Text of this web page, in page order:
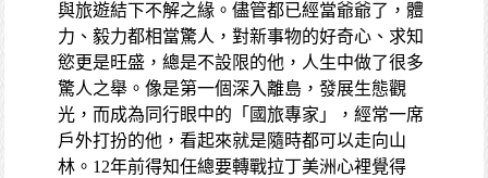
與旅遊結下不解之緣。儘管都已經當爺爺了，體
力、毅力都相當驚人，對新事物的好奇心、求知
慾更是旺盛，總是不設限的他，人生中做了很多
驚人之舉。像是第一個深入離島，發展生態觀
光，而成為同行眼中的「國旅專家」，經常一席
戶外打扮的他，看起來就是隨時都可以走向山
林。12年前得知任總要轉戰拉丁美洲心裡覺得